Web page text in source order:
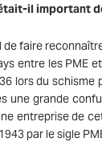
il important
faire
entre les PME
lors du
une grande
entreprise de
par le sigle